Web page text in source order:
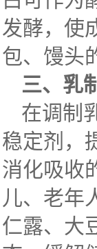
发酵，使
包、馒头
三、乳
在调制
稳定剂，
消化吸收
儿、老年
仁露、大